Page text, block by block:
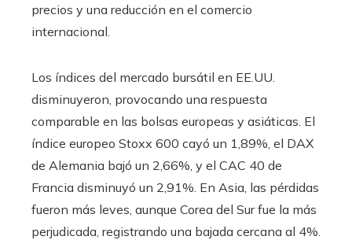
precios y una reducción en el comercio
internacional.
Los índices del mercado bursátil en EE.UU.
disminuyeron, provocando una respuesta
comparable en las bolsas europeas y asiáticas. El
índice europeo Stoxx 600 cayó un 1,89%, el DAX
de Alemania bajó un 2,66%, y el CAC 40 de
Francia disminuyó un 2,91%. En Asia, las pérdidas
fueron más leves, aunque Corea del Sur fue la más
perjudicada, registrando una bajada cercana al 4%.